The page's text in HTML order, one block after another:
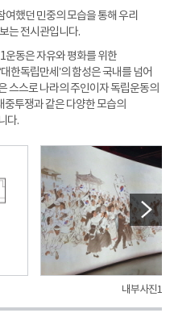
여했던 민중의 모습을 통해 우리
는 전시관입니다.
운동은 자유와 평화를 위한
한독립만세’의 함성은 국내를 넘어
스스로 나라의 주인이자 독립운동의
중투쟁과 같은 다양한 모습의
다.
내부사진1